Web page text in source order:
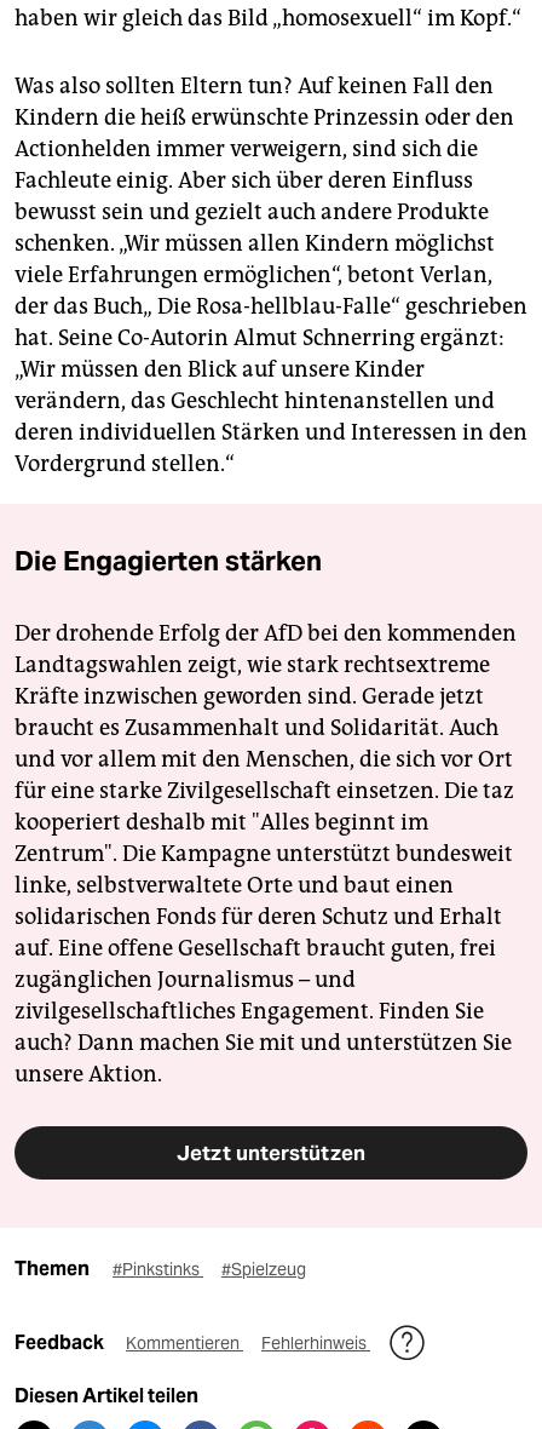
haben wir gleich das Bild „homosexuell“ im Kopf.“
Was also sollten Eltern tun? Auf keinen Fall den
Kindern die heiß erwünschte Prinzessin oder den
Actionhelden immer verweigern, sind sich die
Fachleute einig. Aber sich über deren Einfluss
bewusst sein und gezielt auch andere Produkte
schenken. „Wir müssen allen Kindern möglichst
viele Erfahrungen ermöglichen“, betont Verlan,
der das Buch„ Die Rosa-hellblau-Falle“ geschrieben
hat. Seine Co-Autorin Almut Schnerring ergänzt:
„Wir müssen den Blick auf unsere Kinder
verändern, das Geschlecht hintenanstellen und
deren individuellen Stärken und Interessen in den
Vordergrund stellen.“
Die Engagierten stärken
Der drohende Erfolg der AfD bei den kommenden
Landtagswahlen zeigt, wie stark rechtsextreme
Kräfte inzwischen geworden sind. Gerade jetzt
braucht es Zusammenhalt und Solidarität. Auch
und vor allem mit den Menschen, die sich vor Ort
für eine starke Zivilgesellschaft einsetzen. Die taz
kooperiert deshalb mit "Alles beginnt im
Zentrum". Die Kampagne unterstützt bundesweit
linke, selbstverwaltete Orte und baut einen
solidarischen Fonds für deren Schutz und Erhalt
auf. Eine offene Gesellschaft braucht guten, frei
zugänglichen Journalismus – und
zivilgesellschaftliches Engagement. Finden Sie
auch? Dann machen Sie mit und unterstützen Sie
unsere Aktion.
Jetzt unterstützen
Themen #Pinkstinks #Spielzeug
Feedback Kommentieren Fehlerhinweis
Diesen Artikel teilen